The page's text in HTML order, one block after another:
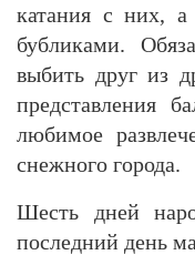
катания с них,
бубликами.
выбить друг из
представления
любимое
снежного города.
Шесть дней
последний день